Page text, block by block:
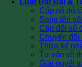
Cấp sổ đỏ
Sang tên
Cấp đổi sổ
Chuyển đổi
Thừa kế
Tư vấn về
Giải quyết